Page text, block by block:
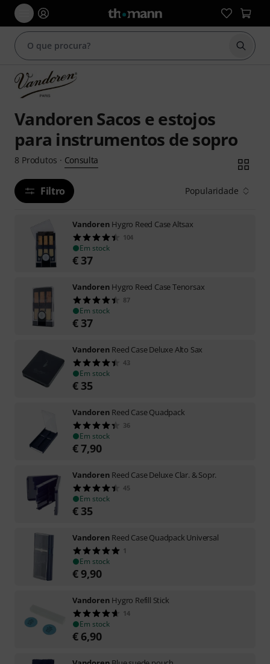
Iniciar
Vandoren Sacos e estojos
para instrumentos de sopro
8 Produtos · Consulta
Filtro Popularidade
Vandoren Hygro Reed Case Altsax
104
Em stock
€ 37
Vandoren Hygro Reed Case Tenorsax
87
Em stock
€ 37
Vandoren Reed Case Deluxe Alto Sax
43
Em stock
€ 35
Vandoren Reed Case Quadpack
36
Em stock
€7,90
Vandoren Reed Case Deluxe Clar. & Sopr.
45
Em stock
€ 35
Vandoren Reed Case Quadpack Universal
1
Em stock
€9,90
Vandoren Hygro Refill Stick
14
Em stock
€ 6,90